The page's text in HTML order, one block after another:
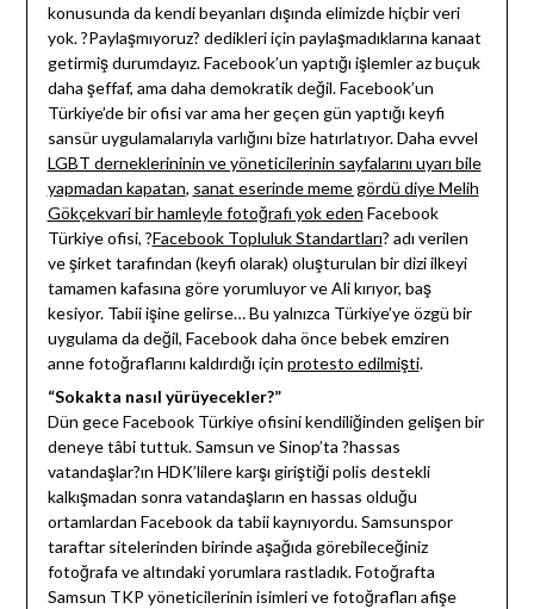
konusunda da kendi beyanları dışında elimizde hiçbir veri
yok. ?Paylaşmıyoruz? dedikleri için paylaşmadıklarına kanaat
getirmiş durumdayız. Facebook’un yaptığı işlemler az buçuk
daha şeffaf, ama daha demokratik değil. Facebook’un
Türkiye’de bir ofisi var ama her geçen gün yaptığı keyfi
sansür uygulamalarıyla varlığını bize hatırlatıyor. Daha evvel
LGBT derneklerininin ve yöneticilerinin sayfalarını uyarı bile
yapmadan kapatan, sanat eserinde meme gördü diye Melih
Gökçekvari bir hamleyle fotoğrafı yok eden Facebook
Türkiye ofisi, ?Facebook Topluluk Standartları? adı verilen
ve şirket tarafından (keyfi olarak) oluşturulan bir dizi ilkeyi
tamamen kafasına göre yorumluyor ve Ali kırıyor, baş
kesiyor. Tabii işine gelirse… Bu yalnızca Türkiye’ye özgü bir
uygulama da değil, Facebook daha önce bebek emziren
anne fotoğraflarını kaldırdığı için protesto edilmişti.
“Sokakta nasıl yürüyecekler?”
Dün gece Facebook Türkiye ofisini kendiliğinden gelişen bir
deneye tâbi tuttuk. Samsun ve Sinop’ta ?hassas
vatandaşlar?ın HDK’lilere karşı giriştiği polis destekli
kalkışmadan sonra vatandaşların en hassas olduğu
ortamlardan Facebook da tabii kaynıyordu. Samsunspor
taraftar sitelerinden birinde aşağıda görebileceğiniz
fotoğrafa ve altındaki yorumlara rastladık. Fotoğrafta
Samsun TKP yöneticilerinin isimleri ve fotoğrafları afişe